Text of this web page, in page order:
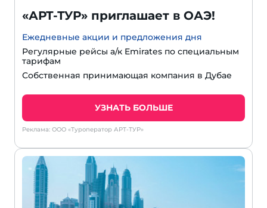
«АРТ-ТУР» приглашает в ОАЭ!
Ежедневные акции и предложения дня
Регулярные рейсы а/к Emirates по специальным
тарифам
Собственная принимающая компания в Дубае
УЗНАТЬ БОЛЬШЕ
Реклама: ООО «Туроператор АРТ-ТУР»